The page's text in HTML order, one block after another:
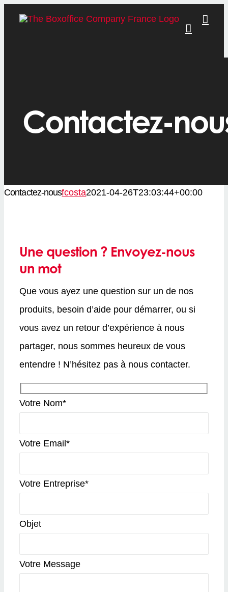
Contactez-
Contactez-nousfcosta2021-04-26T23:03:44+00:00
Une question ? Envoyez-nous
un mot
Que vous ayez une question sur un de nos
produits, besoin d’aide pour démarrer, ou si
vous avez un retour d’expérience à nous
partager, nous sommes heureux de vous
entendre ! N’hésitez pas à nous contacter.
Votre Nom*
Votre Email*
Votre Entreprise*
Objet
Votre Message